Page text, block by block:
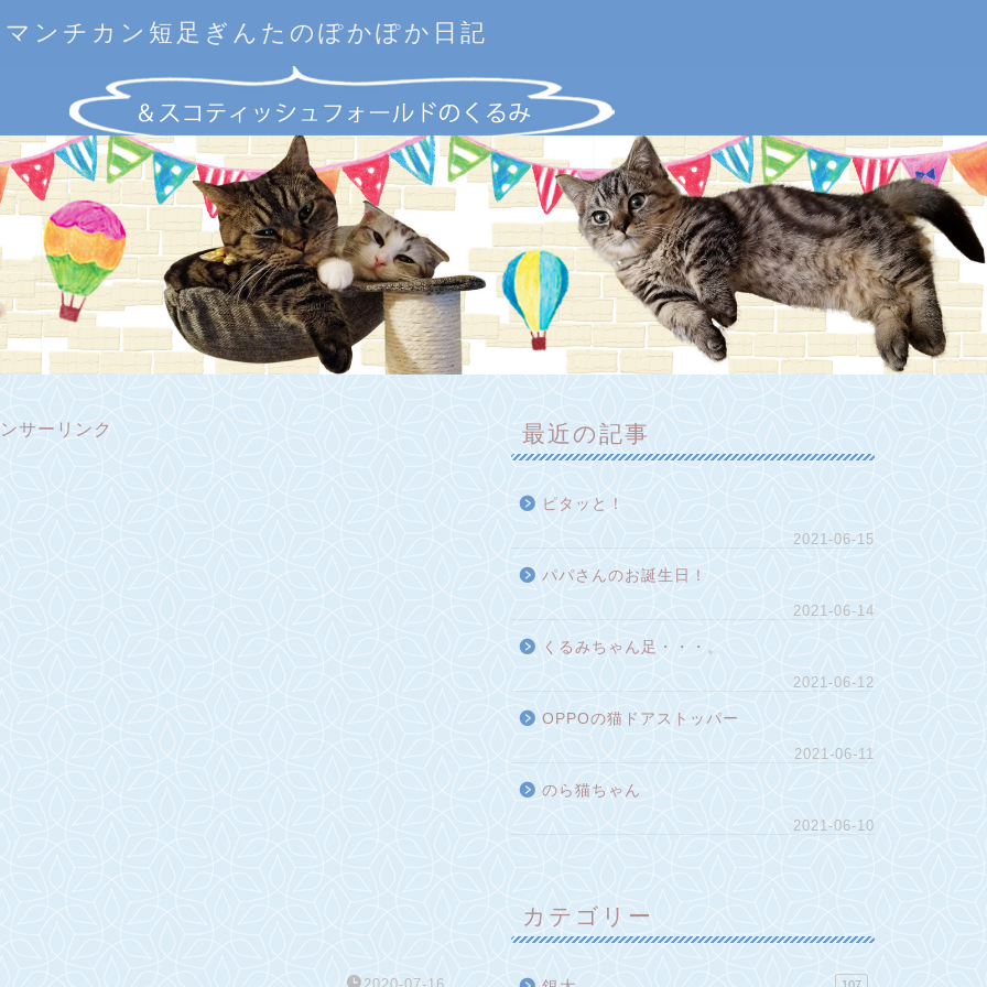
マンチカン短足ぎんたのぽかぽか日記
サーリンク 最近の記事
ピタッと！
2021-06-15
パパさんのお誕生日！
2021-06-14
くるみちゃん足・・・。
2021-06-12
OPPOの猫ドアストッパー
2021-06-11
のら猫ちゃん
2021-06-10
カテゴリー